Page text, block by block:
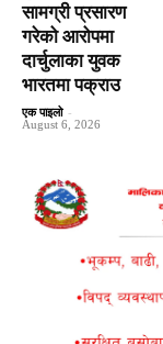
सामग्री प्रसारण
गरेको आरोपमा
दार्चुलाका युवक
भारतमा पक्राउ
एक पाइलो -
August 6, 2026